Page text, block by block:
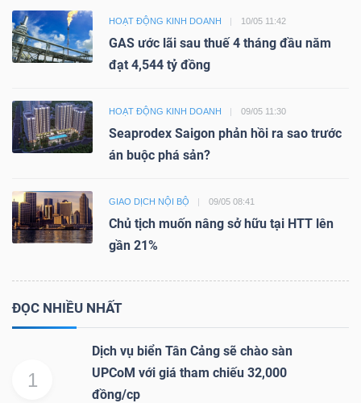
HOẠT ĐỘNG KINH DOANH 10/05 11:42
GAS ước lãi sau thuế 4 tháng đầu năm
đạt 4,544 tỷ đồng
HOẠT ĐỘNG KINH DOANH 09/05 11:30
Seaprodex Saigon phản hồi ra sao trước
án buộc phá sản?
GIAO DỊCH NỘI BỘ 09/05 08:41
Chủ tịch muốn nâng sở hữu tại HTT lên
gần 21%
ĐỌC NHIỀU NHẤT
1
Dịch vụ biển Tân Cảng sẽ chào sàn
UPCoM với giá tham chiếu 32,000
đồng/cp
Dịch
vụ
Đào
chính